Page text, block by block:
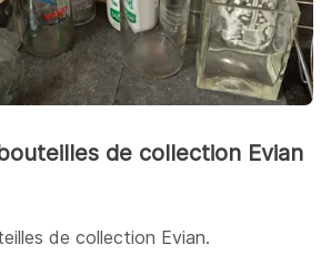
de collection Evian
de collection Evian.